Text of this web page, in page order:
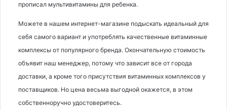
прописал мультивитамины для ребенка.
Можете в нашем интернет-магазине подыскать идеальный для
себя самого вариант и употреблять качественные витаминные
комплексы от популярного бренда. Окончательную стоимость
объявит наш менеджер, потому что зависит все от города
доставки, а кроме того присутствия витаминных комплексов у
поставщиков. Но цена весьма выгодной окажется, в этом
собственноручно удостоверитесь.